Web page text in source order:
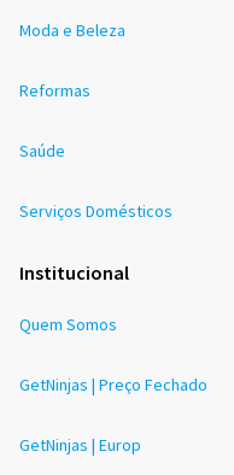
Moda e Beleza
Reformas
Saúde
Serviços Domésticos
Institucional
Quem Somos
GetNinjas | Preço Fechado
GetNinjas | Europ